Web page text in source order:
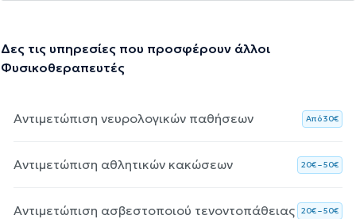
Δες τις υπηρεσίες που προσφέρουν άλλοι
Φυσικοθεραπευτές
Αντιμετώπιση νευρολογικών παθήσεων Aπό 30€
Αντιμετώπιση αθλητικών κακώσεων 20€ – 50€
Αντιμετώπιση ασβεστοποιού τενοντοπάθειας 20€ – 50€